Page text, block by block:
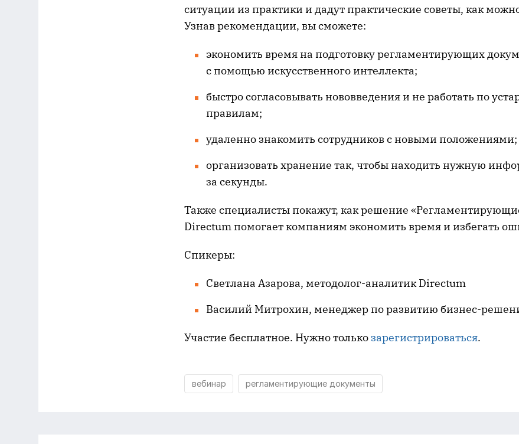
ситуации из практики и дадут практические советы, как
Узнав рекомендации, вы сможете:
экономить время на подготовку регламентирующих
с помощью искусственного интеллекта;
быстро согласовывать нововведения и не работать по
правилам;
удаленно знакомить сотрудников с новыми положениями;
организовать хранение так, чтобы находить нужную
за секунды.
Также специалисты покажут, как решение
Directum помогает компаниям экономить время и избегать
Спикеры:
Светлана Азарова, методолог-аналитик Directum
Василий Митрохин, менеджер по развитию бизнес-
Участие бесплатное. Нужно только зарегистрироваться.
вебинар регламентирующие документы